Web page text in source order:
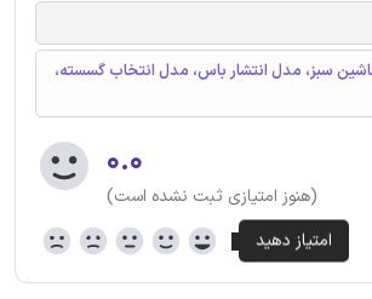
سبز، مدل انتشار باس، مدل انتخاب گسسته،
۰.۰
(هنوز امتیازی ثبت نشده است)